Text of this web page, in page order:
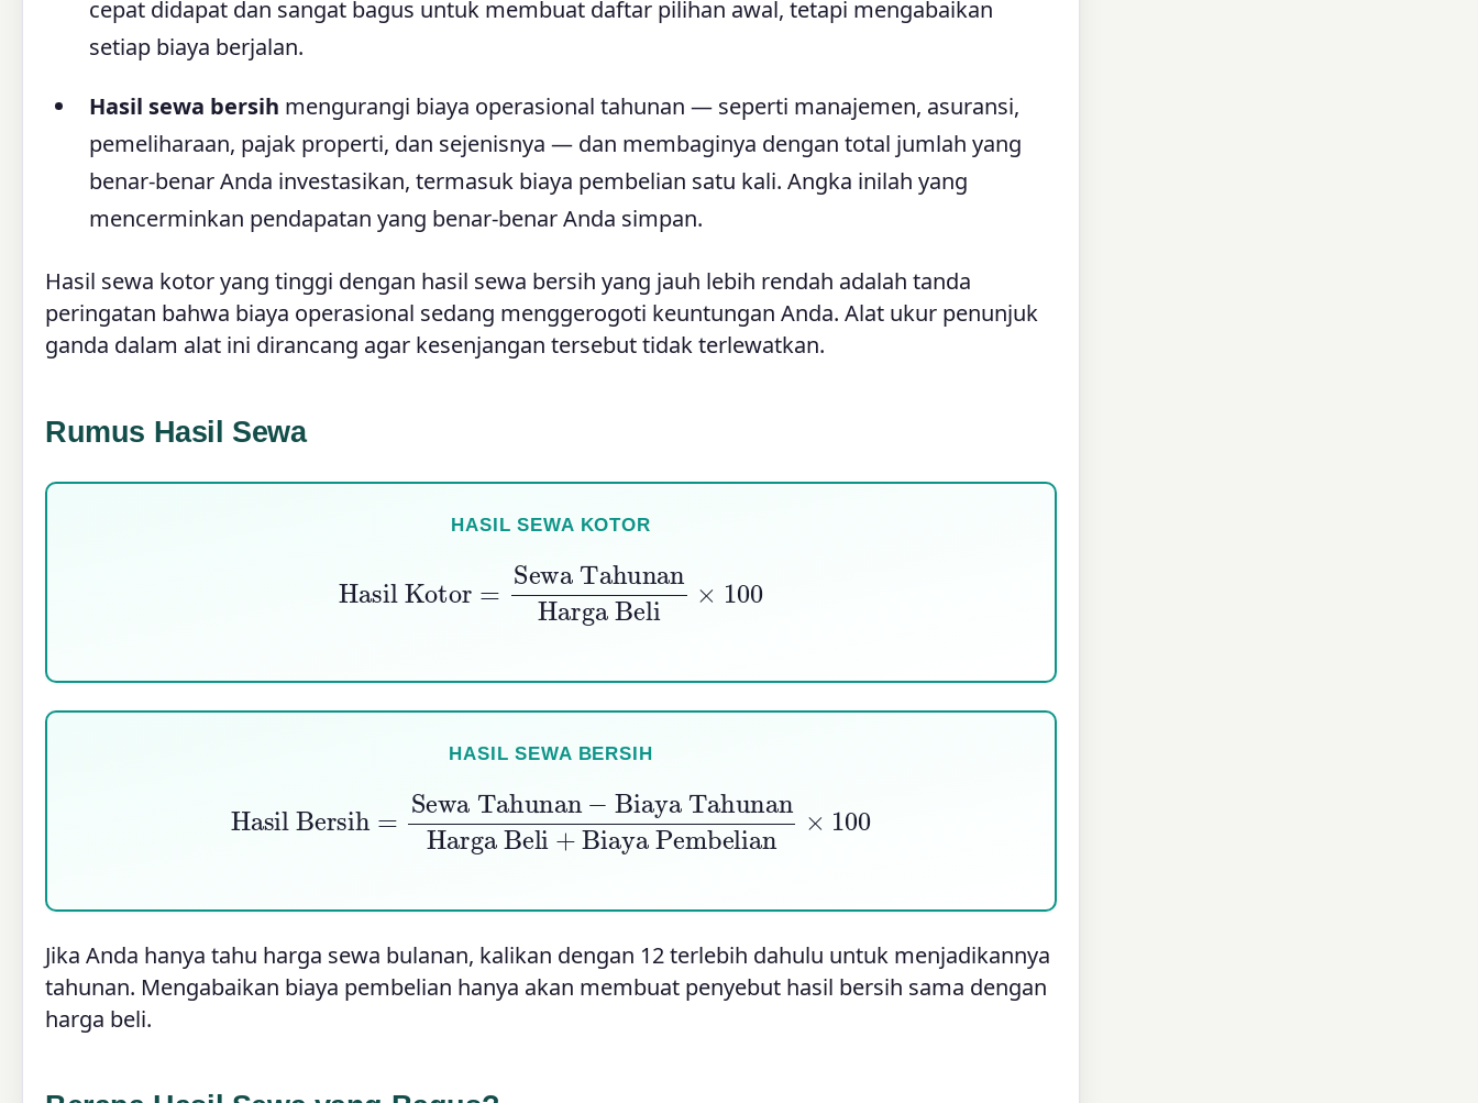
cepat didapat dan sangat bagus untuk membuat daftar pilihan awal, tetapi mengabaikan
setiap biaya berjalan.
Hasil sewa bersih mengurangi biaya operasional tahunan — seperti manajemen, asuransi,
pemeliharaan, pajak properti, dan sejenisnya — dan membaginya dengan total jumlah yang
benar-benar Anda investasikan, termasuk biaya pembelian satu kali. Angka inilah yang
mencerminkan pendapatan yang benar-benar Anda simpan.
Hasil sewa kotor yang tinggi dengan hasil sewa bersih yang jauh lebih rendah adalah tanda
peringatan bahwa biaya operasional sedang menggerogoti keuntungan Anda. Alat ukur penunjuk
ganda dalam alat ini dirancang agar kesenjangan tersebut tidak terlewatkan.
Rumus Hasil Sewa
HASIL SEWA KOTOR
Sewa TahunanHarga Beli
HASIL SEWA BERSIH
Sewa Tahunan−Biaya TahunanHarga Beli
Biaya Pembelian 100
Jika Anda hanya tahu harga sewa bulanan, kalikan dengan 12 terlebih dahulu untuk menjadikannya
tahunan. Mengabaikan biaya pembelian hanya akan membuat penyebut hasil bersih sama dengan
harga beli.